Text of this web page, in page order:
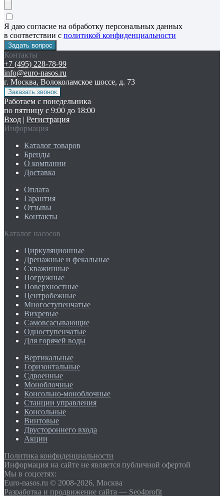
Я даю согласие на обработку персональных данных
в соответствии с политикой конфиденциальности
Контакты
+7 (495) 228-78-99
info@euro-nasos.ru
г. Москва, Волоколамское шоссе, д. 73
Работаем с понедельника
по пятницу с 9:00 до 18:00
Вход | Регистрация
Информация
Каталог товаров
Бренды
О компании
Доставка
Оплата
Гарантия
Отзывы
Контакты
Каталог насосов
Циркуляционные
Дренажные и фекальные
Скважинные
Погружные
Поверхностные
Центробежные
Многоступенчатые
Вихревые
Самовсасывающие
Одноступенчатые
Для горячей воды
Вертикальные
Горизонтальные
Сдвоенные
Моноблочные
Консольно-моноблочные
Станции управления
Консольные
Винтовые
Двустороннего входа
Акции
Политика конфиденциальности
Информация на сайте не является публичной офертой
Мы в соцсетях:
Euro-nasos.ru © 2008-2026, Москва
Разработка и продвижение сайта — Seo4profit